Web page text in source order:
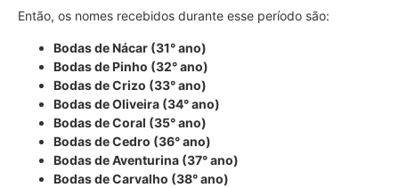
Então, os nomes recebidos durante esse período são:
Bodas de Nácar (31° ano)
Bodas de Pinho (32° ano)
Bodas de Crizo (33° ano)
Bodas de Oliveira (34° ano)
Bodas de Coral (35° ano)
Bodas de Cedro (36° ano)
Bodas de Aventurina (37° ano)
Bodas de Carvalho (38° ano)